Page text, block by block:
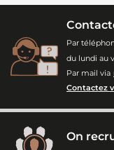
Par
du lundi au
Par mail via
Contactez
On